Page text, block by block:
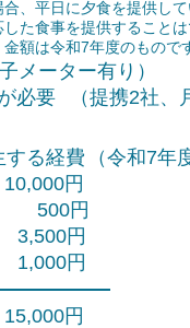
、平日に夕食を提供して
た食事を提供することは
成28年度のものです。
額は令和7年度のもので
メーター有り）
必要
（提携2社、
る経費
（令和7年
円
500円
3,500円
円
円